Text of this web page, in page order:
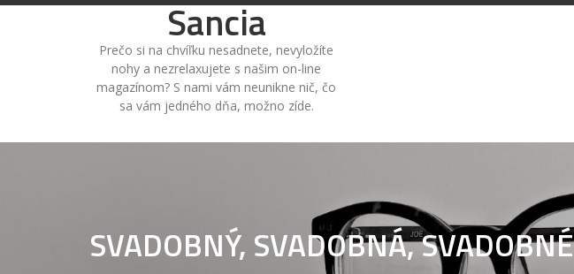
Skip
Sancia
Prečo si na chvíľku nesadnete, nevyložíte
nohy a nezrelaxujete s našim on-line
magazínom? S nami vám neunikne nič, čo
sa vám jedného dňa, možno zíde.
SVADOBNÝ, SVADOBNÁ, SVADOBNÉ